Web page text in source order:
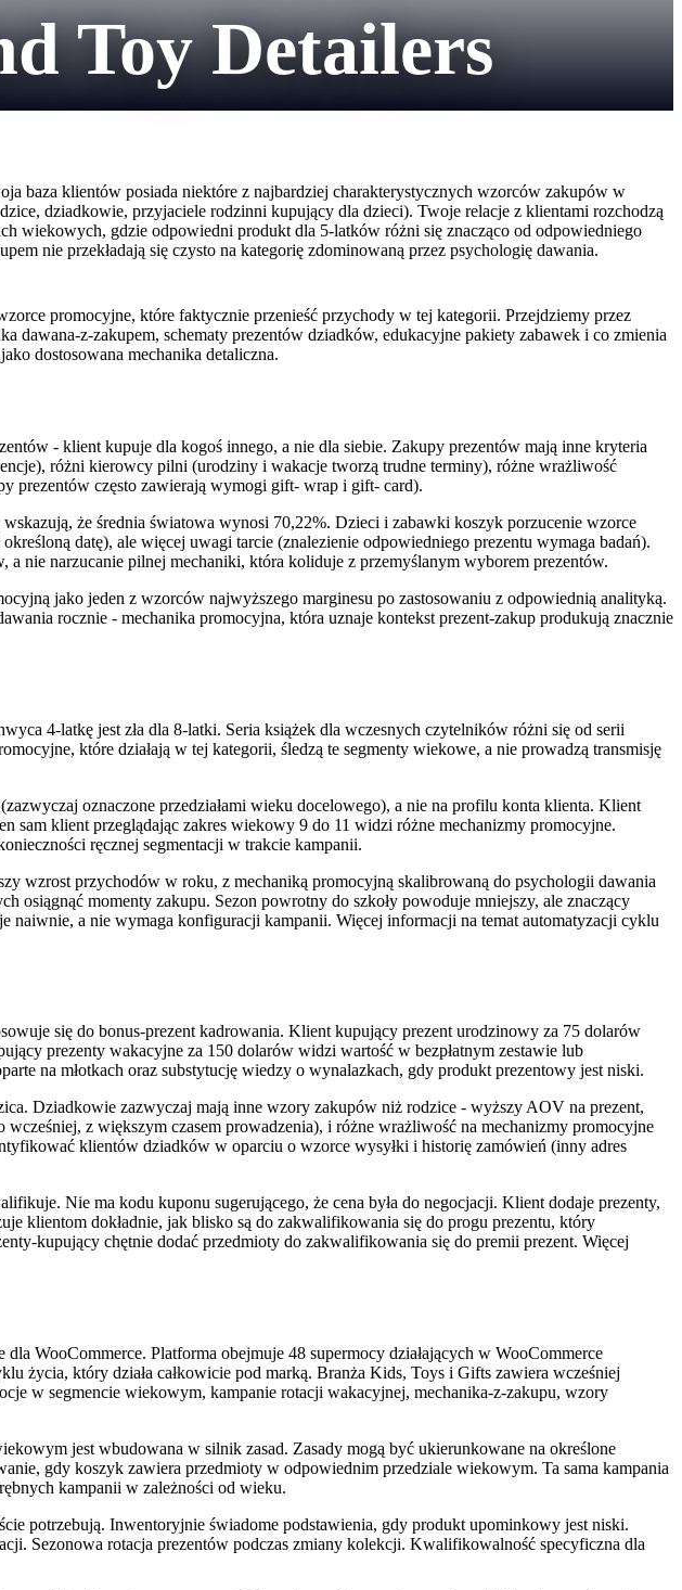
Toy Detailers
baza klientów posiada niektóre z najbardziej charakterystycznych wzorców zakupów w
dziadkowie, przyjaciele rodzinni kupujący dla dzieci). Twoje relacje z klientami rozchodzą
wiekowych, gdzie odpowiedni produkt dla 5-latków różni się znacząco od odpowiedniego
nie przekładają się czysto na kategorię zdominowaną przez psychologię dawania.
promocyjne, które faktycznie przenieść przychody w tej kategorii. Przejdziemy przez
z-zakupem, schematy prezentów dziadków, edukacyjne pakiety zabawek i co zmienia
dostosowana mechanika detaliczna.
- klient kupuje dla kogoś innego, a nie dla siebie. Zakupy prezentów mają inne kryteria
różni kierowcy pilni (urodziny i wakacje tworzą trudne terminy), różne wrażliwość
prezentów często zawierają wymogi gift- wrap i gift- card).
że średnia światowa wynosi 70,22%. Dzieci i zabawki koszyk porzucenie wzorce
datę), ale więcej uwagi tarcie (znalezienie odpowiedniego prezentu wymaga badań).
nie narzucanie pilnej mechaniki, która koliduje z przemyślanym wyborem prezentów.
jako jeden z wzorców najwyższego marginesu po zastosowaniu z odpowiednią analityką.
rocznie - mechanika promocyjna, która uznaje kontekst prezent-zakup produkują znacznie
4-latkę jest zła dla 8-latki. Seria książek dla wczesnych czytelników różni się od serii
które działają w tej kategorii, śledzą te segmenty wiekowe, a nie prowadzą transmisję
oznaczone przedziałami wieku docelowego), a nie na profilu konta klienta. Klient
sam klient przeglądając zakres wiekowy 9 do 11 widzi różne mechanizmy promocyjne.
ręcznej segmentacji w trakcie kampanii.
wzrost przychodów w roku, z mechaniką promocyjną skalibrowaną do psychologii dawania
momenty zakupu. Sezon powrotny do szkoły powoduje mniejszy, ale znaczący
a nie wymaga konfiguracji kampanii. Więcej informacji na temat automatyzacji cyklu
się do bonus-prezent kadrowania. Klient kupujący prezent urodzinowy za 75 dolarów
prezenty wakacyjne za 150 dolarów widzi wartość w bezpłatnym zestawie lub
na młotkach oraz substytucję wiedzy o wynalazkach, gdy produkt prezentowy jest niski.
Dziadkowie zazwyczaj mają inne wzory zakupów niż rodzice - wyższy AOV na prezent,
z większym czasem prowadzenia), i różne wrażliwość na mechanizmy promocyjne
klientów dziadków w oparciu o wzorce wysyłki i historię zamówień (inny adres
Nie ma kodu kuponu sugerującego, że cena była do negocjacji. Klient dodaje prezenty,
klientom dokładnie, jak blisko są do zakwalifikowania się do progu prezentu, który
kupujący chętnie dodać przedmioty do zakwalifikowania się do premii prezent. Więcej
WooCommerce. Platforma obejmuje 48 supermocy działających w WooCommerce
życia, który działa całkowicie pod marką. Branża Kids, Toys i Gifts zawiera wcześniej
w segmencie wiekowym, kampanie rotacji wakacyjnej, mechanika-z-zakupu, wzory
jest wbudowana w silnik zasad. Zasady mogą być ukierunkowane na określone
gdy koszyk zawiera przedmioty w odpowiednim przedziale wiekowym. Ta sama kampania
kampanii w zależności od wieku.
potrzebują. Inwentoryjnie świadome podstawienia, gdy produkt upominkowy jest niski.
Sezonowa rotacja prezentów podczas zmiany kolekcji. Kwalifikowalność specyficzna dla